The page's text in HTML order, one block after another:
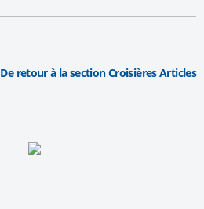
De retour à la section Croisières Articles